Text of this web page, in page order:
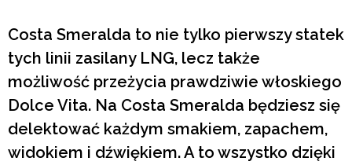
Costa Smeralda to nie tylko pierwszy statek
tych linii zasilany LNG, lecz także
możliwość przeżycia prawdziwie włoskiego
Dolce Vita. Na Costa Smeralda będziesz się
delektować każdym smakiem, zapachem,
widokiem i dźwiękiem. A to wszystko dzięki